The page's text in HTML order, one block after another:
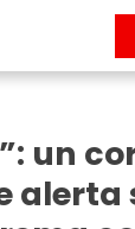
un
alerta